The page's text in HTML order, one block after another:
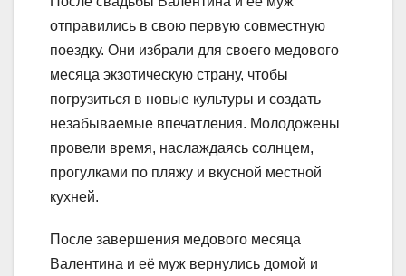
отправились в свою первую совместную
поездку. Они избрали для своего медового
месяца экзотическую страну, чтобы
погрузиться в новые культуры и создать
незабываемые впечатления. Молодожены
провели время, наслаждаясь солнцем,
прогулками по пляжу и вкусной местной
кухней.
После завершения медового месяца
Валентина и её муж вернулись домой и